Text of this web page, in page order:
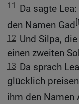
11 Da sagte
den Namen Gad
12 Und Silpa,
einen zweiten
13 Da sprach
glücklich
ihm den Namen